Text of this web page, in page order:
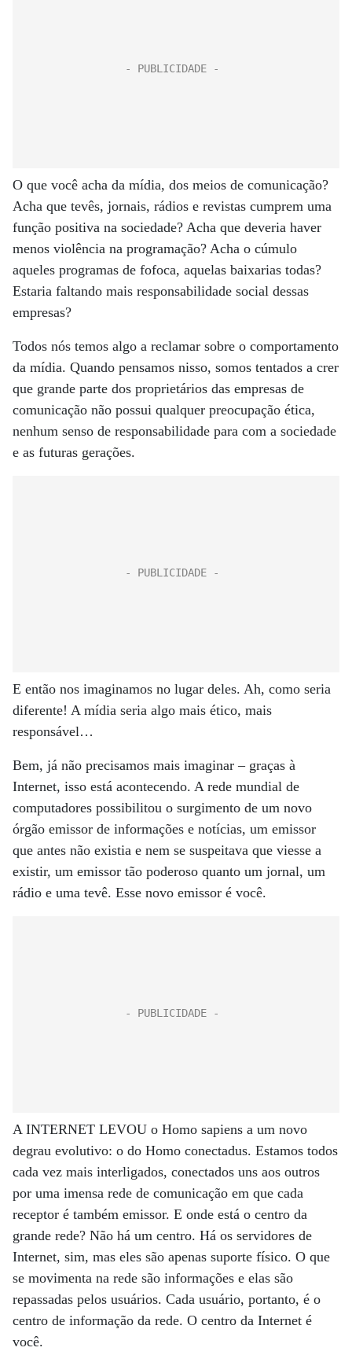
O que você acha da mídia, dos meios de comunicação?
Acha que tevês, jornais, rádios e revistas cumprem uma
função positiva na sociedade? Acha que deveria haver
menos violência na programação? Acha o cúmulo
aqueles programas de fofoca, aquelas baixarias todas?
Estaria faltando mais responsabilidade social dessas
empresas?
Todos nós temos algo a reclamar sobre o comportamento
da mídia. Quando pensamos nisso, somos tentados a crer
que grande parte dos proprietários das empresas de
comunicação não possui qualquer preocupação ética,
nenhum senso de responsabilidade para com a sociedade
e as futuras gerações.
E então nos imaginamos no lugar deles. Ah, como seria
diferente! A mídia seria algo mais ético, mais
responsável…
Bem, já não precisamos mais imaginar – graças à
Internet, isso está acontecendo. A rede mundial de
computadores possibilitou o surgimento de um novo
órgão emissor de informações e notícias, um emissor
que antes não existia e nem se suspeitava que viesse a
existir, um emissor tão poderoso quanto um jornal, um
rádio e uma tevê. Esse novo emissor é você.
A INTERNET LEVOU o Homo sapiens a um novo
degrau evolutivo: o do Homo conectadus. Estamos todos
cada vez mais interligados, conectados uns aos outros
por uma imensa rede de comunicação em que cada
receptor é também emissor. E onde está o centro da
grande rede? Não há um centro. Há os servidores de
Internet, sim, mas eles são apenas suporte físico. O que
se movimenta na rede são informações e elas são
repassadas pelos usuários. Cada usuário, portanto, é o
centro de informação da rede. O centro da Internet é
você.